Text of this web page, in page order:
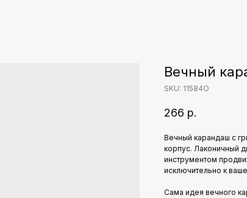
Вечный
SKU: 11584О
266 р.
Вечный карандаш с
корпус. Лаконичный
инструментом
исключительно к
Сама идея вечного